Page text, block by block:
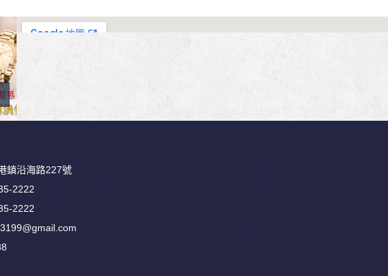
鎮沿海路227號
2222
2222